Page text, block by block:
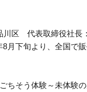
区 代表取締役社長
月下旬より、全国で販
ちそう体験～未体験の